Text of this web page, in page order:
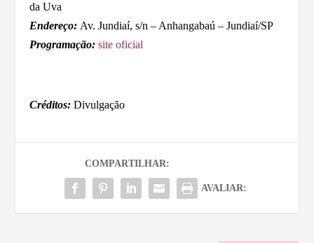
da Uva
Endereço: Av. Jundiaí, s/n – Anhangabaú – Jundiaí/SP
Programação: site oficial
Créditos: Divulgação
COMPARTILHAR:
AVALIAR: